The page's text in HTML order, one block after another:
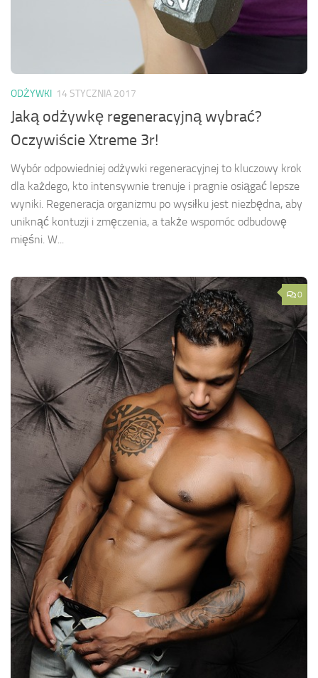
ODŻYWKI 14 STYCZNIA 2017
Jaką odżywkę regeneracyjną wybrać?
Oczywiście Xtreme 3r!
Wybór odpowiedniej odżywki regeneracyjnej to kluczowy krok
dla każdego, kto intensywnie trenuje i pragnie osiągać lepsze
wyniki. Regeneracja organizmu po wysiłku jest niezbędna, aby
uniknąć kontuzji i zmęczenia, a także wspomóc odbudowę
mięśni. W...
0